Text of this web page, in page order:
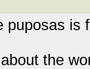
puposas is
the